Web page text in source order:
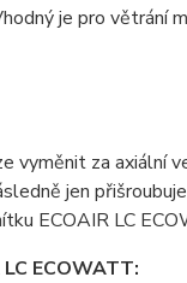
je pro větrání
vyměnit za
jen
ECOAIR LC
ECOWATT: